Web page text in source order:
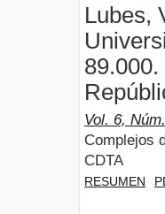
Lubes,
Vol. 6,
Complejos
CDTA
RESUMEN